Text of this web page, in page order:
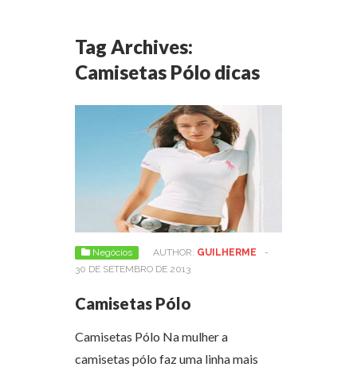
Tag Archives:
Camisetas Pólo dicas
Negócios AUTHOR: GUILHERME
-
30 DE SETEMBRO DE 2013
Camisetas Pólo
Camisetas Pólo Na mulher a
camisetas pólo faz uma linha mais